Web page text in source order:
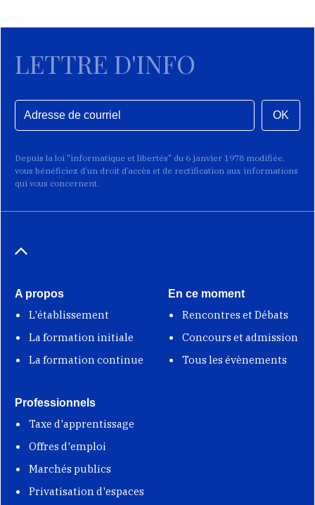
LETTRE D'INFO
OK
Depuis la loi "informatique et libertés" du 6 janvier 1978 modifiée,
vous bénéficiez d’un droit d’accès et de rectification aux informations
qui vous concernent.
A propos
L'établissement
La formation initiale
La formation continue
En ce moment
Rencontres et Débats
Concours et admission
Tous les évènements
Professionnels
Taxe d'apprentissage
Offres d'emploi
Marchés publics
Privatisation d'espaces